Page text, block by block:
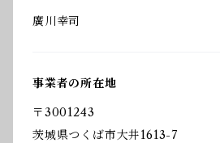
廣川幸司
事業者の所在地
〒3001243
茨城県つくば市大井1613-7